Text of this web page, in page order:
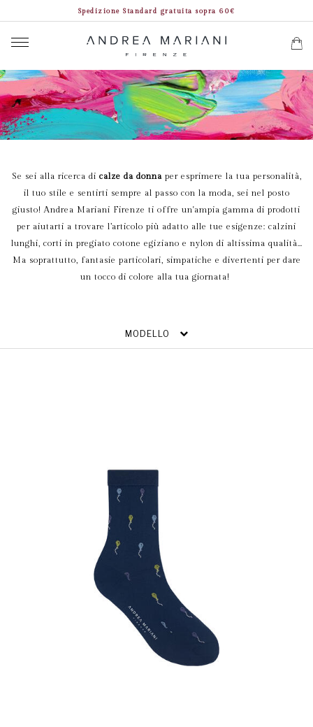
Spedizione Standard gratuita sopra 60€
Se sei alla ricerca di calze da donnaper esprimere la tua personalità,
il tuo stile e sentirti sempre al passo con la moda, sei nel posto
giusto! Andrea Mariani Firenze ti offre un'ampia gamma di prodotti
per aiutarti a trovare l’articolo più adatto alle tue esigenze: calzini
lunghi, corti in pregiato cotone egiziano e nylon di altissima qualità…
Ma soprattutto, fantasie particolari, simpatiche e divertenti per dare
un tocco di colore alla tua giornata!
MODELLO